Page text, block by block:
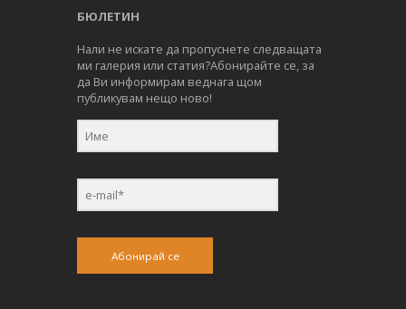
БЮЛЕТИН
Нали не искате да пропуснете следващата
ми галерия или статия?Абонирайте се, за
да Ви информирам веднага щом
публикувам нещо ново!
Абонирай се